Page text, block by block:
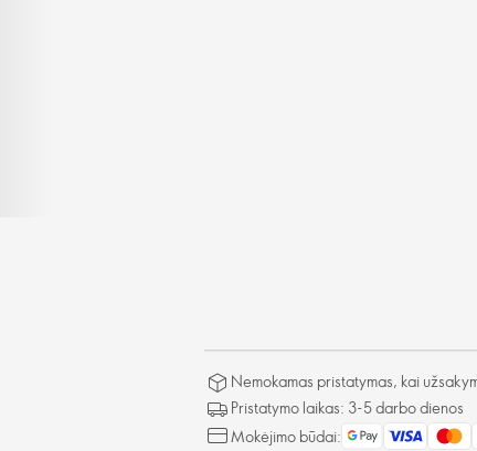
Nemokamas pristatymas, kai
Pristatymo laikas: 3-5 darbo dienos
Mokėjimo būdai: